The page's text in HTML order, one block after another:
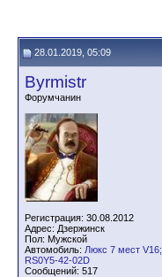
28.01.2019, 05:09
Byrmistr
Форумчанин
Регистрация: 30.08.2012
Адрес: Дзержинск
Пол: Мужской
Автомобиль: Люкс 7 мест V16;
RS0Y5-42-02D
Сообщений: 517